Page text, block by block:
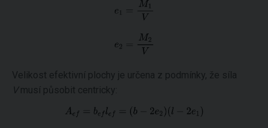
Velikost efektivní plochy je určena z podmínky, že síla
Vmusí působit centricky: